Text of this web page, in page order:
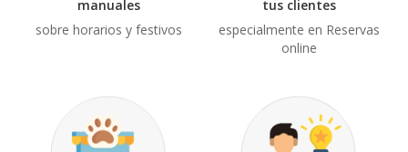
manuales
sobre horarios y festivos
tus clientes
especialmente en Reservas
online